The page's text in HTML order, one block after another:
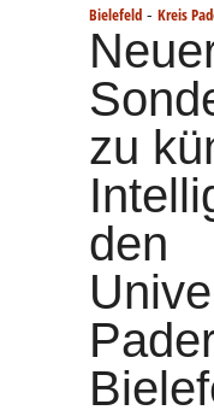
Bielefeld - Kreis
zu
den